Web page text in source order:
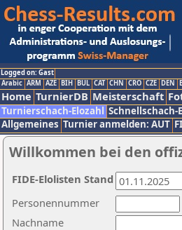
Logged on: Gast
Arabic ARM AZE BIH BUL CAT CHN CRO CZE DEN
Home TurnierDB Meisterschaft
Turnierschach-Elozahl Schnellschach-
Allgemeines Turnier anmelden: AUT
Willkommen bei den
Nachname
Personennummer
FIDE-Elolisten Stand